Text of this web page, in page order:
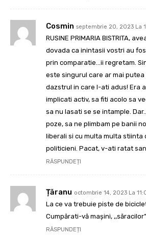
Cosmin septembrie 20, 2023 La
RUSINE PRIMARIA BISTRITA,
dovada ca inintasii vostri au
prin comparatie…ii regretam.
este singurul care ar mai putea
dazstrul in care l-ati adus! Era
implicati activ, sa fiti acolo sa
sa nu lasati se se intample.
poze, sa ne plimbam pe banii
liberali si cu multa multa stiinta
politicieni. Pacat, v-ati ratat
RĂSPUNDEȚI
Țăranu octombrie 14, 2023 La
La ce va trebuie piste de
Cumpărati-vă mașini, ,,săracilor”
RĂSPUNDEȚI